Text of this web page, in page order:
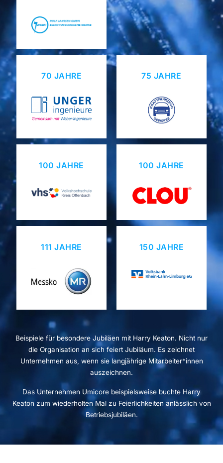
150 JAHRE
111 JAHRE
100 JAHRE
100 JAHRE
75 JAHRE
70 JAHRE
Beispiele für besondere Jubiläen mit Harry Keaton. Nicht nur
die Organisation an sich feiert Jubiläum. Es zeichnet
Unternehmen aus, wenn sie langjährige Mitarbeiter*innen
auszeichnen.
Das Unternehmen Umicore beispielsweise buchte Harry
Keaton zum wiederholten Mal zu Feierlichkeiten anlässlich von
Betriebsjubiläen.